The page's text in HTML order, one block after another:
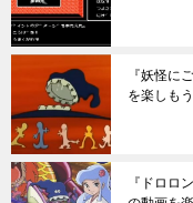
『妖怪に
を楽しもう
『ドロロ